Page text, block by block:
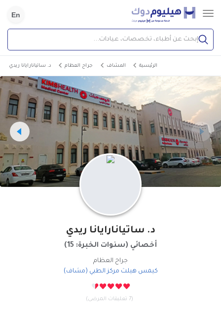
En
إبحث عن أطباء، تخصصات، عيادات...
الرئيسية المشاف جراح العظام د. ساتيانارايانا ريدي
د. ساتيانارايانا ريدي
أخصائي (سنوات الخبرة: 15 )
جراح العظام
كيمس هيلث مركز الطبي (مشاف)
(7 تعليقات المرضى)